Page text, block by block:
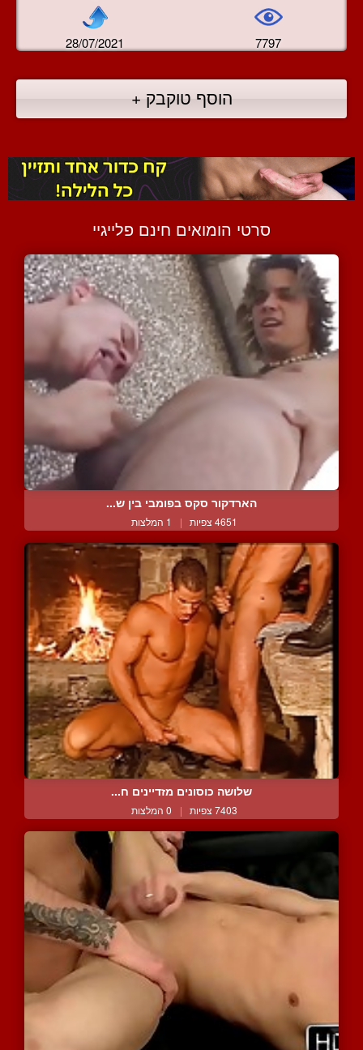
28/07/2021 7797
הוסף טוקבק +
סרטי הומואים חינם פלייגיי
הארדקור סקס בפומבי בין ש...
4651 צפיות | 1 המלצות
שלושה כוסונים מזדיינים ח...
7403 צפיות | 0 המלצות